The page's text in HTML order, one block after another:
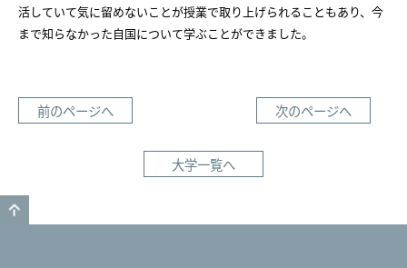
活していて気に留めないことが授業で取り上げられることもあり、今
まで知らなかった自国について学ぶことができました。
前のページへ 次のページへ
大学一覧へ